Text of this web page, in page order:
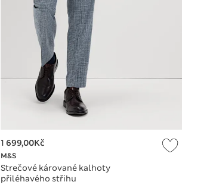
M&S
Strečové kárované kalhoty
přiléhavého střihu
1 699,00Kč